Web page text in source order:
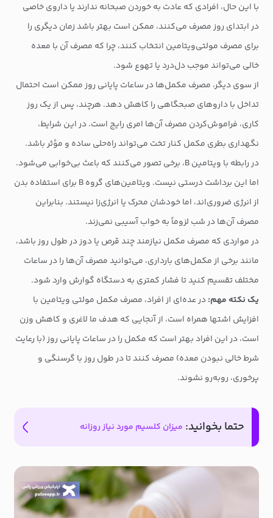
با این حال، افرادی که عادت به خوردن صبحانه ندارند یا داروی خاصی
در ابتدای روز مصرف می‌کنند، ممکن است بهتر باشد زمان دیگری را
برای مصرف مولتی‌ویتامین انتخاب کنند، چرا که مصرف آن با معده
خالی می‌تواند موجب دل‌درد یا تهوع شود.
از سوی دیگر، مصرف مکمل‌ها در ساعات پایانی روز ممکن است احتمال
تداخل با داروهای صبحگاهی را کاهش دهد. هرچند، پس از یک روز
کاری، فراموش‌کردن مصرف آن‌ها امری رایج است. در این شرایط،
نگهداری بطری مکمل کنار تخت می‌تواند راه‌حلی ساده و مؤثر باشد.
در رابطه با ویتامین B، برخی تصور می‌کنند که باعث بی‌خوابی می‌شود.
اما این برداشت درستی نیست. ویتامین‌های گروه B برای استفاده بدن
از انرژی ضروری‌اند، اما خودشان محرک یا انرژی‌زا نیستند. بنابراین
مصرف آن‌ها در شب لزوماً به خواب آسیبی نمی‌زند.
در مواردی که مصرف مکمل نیازمند چند قرص یا دوز در طول روز باشد،
مانند برخی از مکمل‌های بارداری، می‌توانید مصرف آن‌ها را در ساعات
مختلف تقسیم کنید تا فشار کمتری به دستگاه گوارش وارد شود.
یک نکته مهم:در عده‌ای از افراد، مصرف مکمل مولتی ویتامین با
افزایش اشتها همراه است، از آنجایی که هدف ما لاغری و کاهش وزن
است، در این افراد بهتر است که مکمل را در ساعات پایانی روز (با رعایت
شرط خالی نبودن معده) مصرف کنند تا در طول روز با گرسنگی و
پرخوری، روبه‌رو نشوند.
حتما بخوانید: میزان کلسیم مورد نیاز روزانه